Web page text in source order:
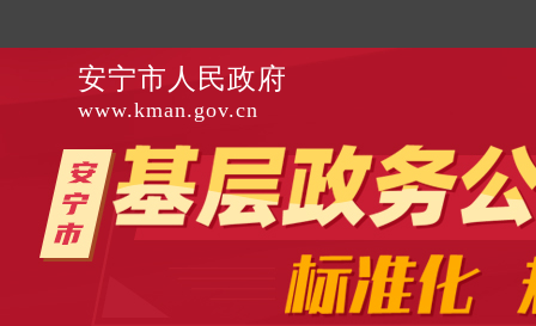
安宁市人民政府
www.kman.gov.cn